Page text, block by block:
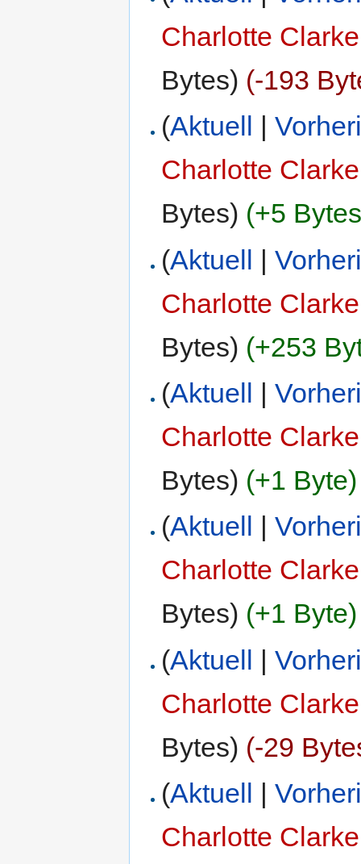
Charlotte Clarke
Bytes) (-193
(Aktuell |
Charlotte Clarke
Bytes) (+5
(Aktuell |
Charlotte Clarke
Bytes) (+253
(Aktuell |
Charlotte Clarke
Bytes) (+1 Byte)
(Aktuell |
Charlotte Clarke
Bytes) (+1 Byte)
(Aktuell |
Charlotte Clarke
Bytes) (-29
(Aktuell |
Charlotte Clarke